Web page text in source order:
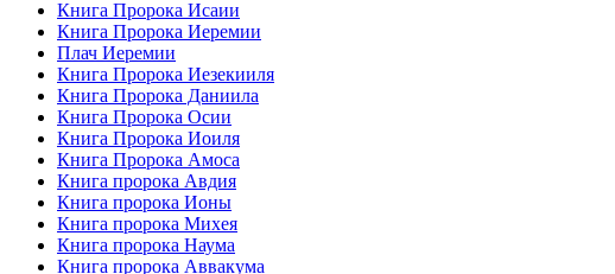
Книга Пророка Исаии
Книга Пророка Иеремии
Плач Иеремии
Книга Пророка Иезекииля
Книга Пророка Даниила
Книга Пророка Осии
Книга Пророка Иоиля
Книга Пророка Амоса
Книга пророка Авдия
Книга пророка Ионы
Книга пророка Михея
Книга пророка Наума
Книга пророка Аввакума